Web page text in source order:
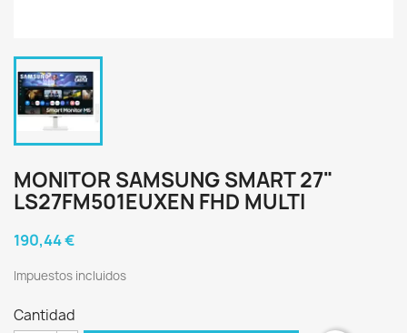
MONITOR SAMSUNG SMART 27"
LS27FM501EUXEN FHD MULTI
190,44 €
Impuestos incluidos
Cantidad